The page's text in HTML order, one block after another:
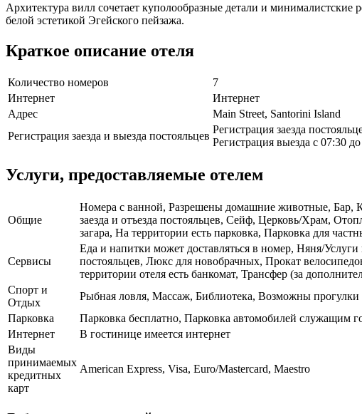
Архитектура вилл сочетает куполообразные детали и
белой эстетикой Эгейского пейзажа.
Краткое описание отеля
Количество номеров
7
Интернет
Интернет
Адрес
Main Street, Santorini Island
Регистрация заезда и выезда постояльцев
Регистрация заезда
Регистрация выезда с 07:30
Услуги, предоставляемые отелем
Общие
Номера с ванной, Разрешены домашние животные, Бар,
заезда и отъезда постояльцев, Сейф, Церковь/Храм,
загара, На территории есть парковка, Парковка для
Сервисы
Еда и напитки может доставляться в номер, Няня/
постояльцев, Люкс для новобрачных, Прокат
территории отеля есть банкомат, Трансфер (за
Спорт и
Отдых
Рыбная ловля, Массаж, Библиотека, Возможны
Парковка
Парковка бесплатно, Парковка автомобилей служащим
Интернет
В гостинице имеется интернет
Виды
принимаемых
кредитных
карт
American Express, Visa, Euro/Mastercard, Maestro